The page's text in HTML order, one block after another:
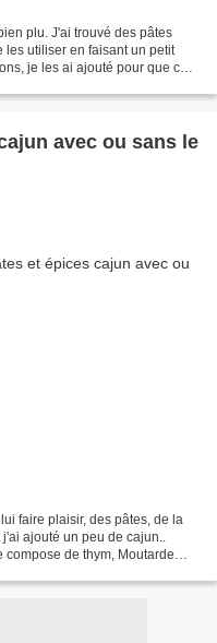
plu. J'ai trouvé des pâtes
les utiliser en faisant un petit
je les ai ajouté pour que cela
avec ou sans le
faire plaisir, des pâtes, de la
ajouté un peu de cajun..
de thym, Moutarde